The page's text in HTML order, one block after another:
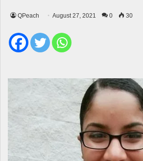
QPeach August 27, 2021 0 30